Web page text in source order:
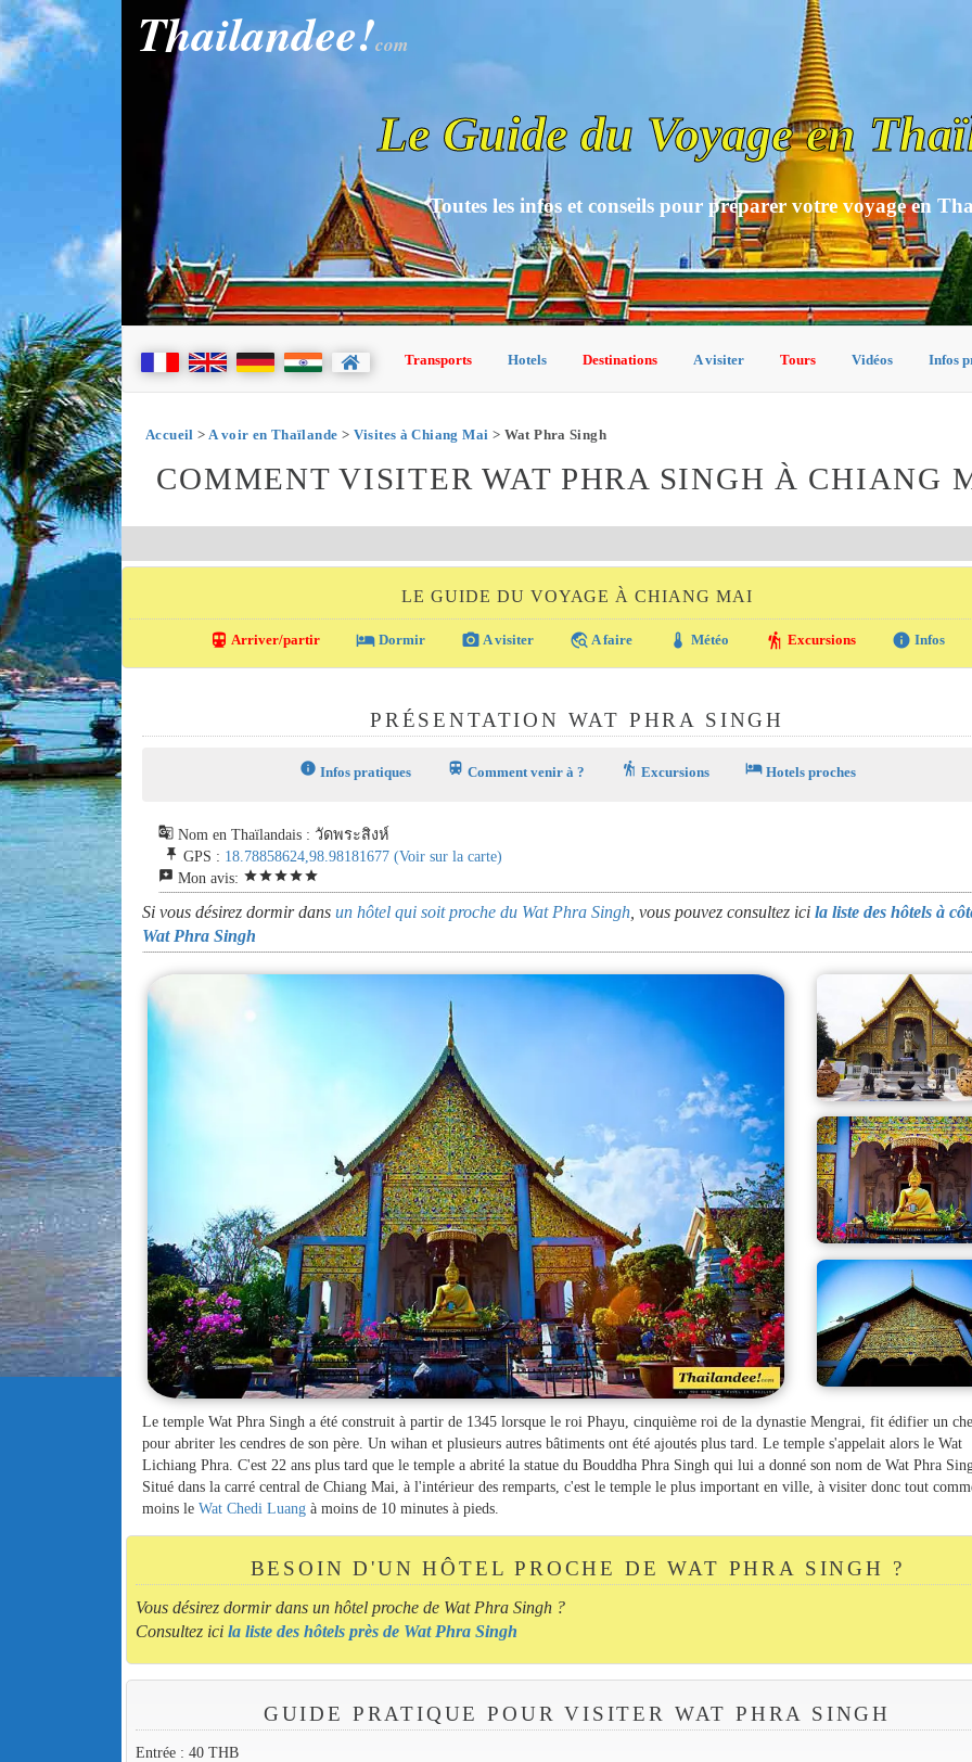
Thailandee!com
Le Guide du Voyage en
Toutes les infos et conseils pour préparer votre voyage en
Transports Hotels Destinations A visiter Tours Vidéos Infos
Accueil > A voir en Thaïlande > Visites à Chiang Mai > Wat Phra Singh
COMMENT VISITER WAT PHRA SINGH À CHIANG
LE GUIDE DU VOYAGE À CHIANG MAI
directions_transit Arriver/partir local_hotel Dormir photo_camera A visiter travel_explore A faire thermostat Météo hiking Excursions info Infos
PRÉSENTATION WAT PHRA SINGH
info Infos pratiques train Comment venir à ? hiking Excursions hotelHotels proches
g_translate Nom en Thaïlandais : วัดพระสิงห์
push_pin GPS : 18.78858624,98.98181677 (Voir sur la carte)
reviews Mon avis: starstarstarstarstar
Si vous désirez dormir dansun hôtel qui soit proche du Wat Phra Singh , vous pouvez consultez icila liste des hôtels à
Wat Phra Singh
Le temple Wat Phra Singh a été construit à partir de 1345 lorsque le roi Phayu, cinquième roi de la dynastie Mengrai, fit édifier un
pour abriter les cendres de son père. Un wihan et plusieurs autres bâtiments ont été ajoutés plus tard. Le temple s'appelait alors le Wat
Lichiang Phra. C'est 22 ans plus tard que le temple a abrité la statue du Bouddha Phra Singh qui lui a donné son nom de Wat Phra
Situé dans la carré central de Chiang Mai, à l'intérieur des remparts, c'est le temple le plus important en ville, à visiter donc tout
moins leWat Chedi Luang à moins de 10 minutes à pieds.
BESOIN D'UN HÔTEL PROCHE DE WAT PHRA SINGH ?
Vous désirez dormir dans un hôtel proche de Wat Phra Singh ?
Consultez ici la liste des hôtels près de Wat Phra Singh
GUIDE PRATIQUE POUR VISITER WAT PHRA SINGH
Entrée : 40 THB